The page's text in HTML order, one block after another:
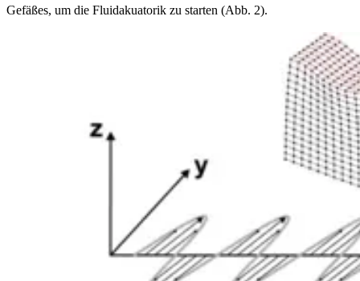
Gefäßes, um die Fluidakuatorik zu starten (Abb. 2).